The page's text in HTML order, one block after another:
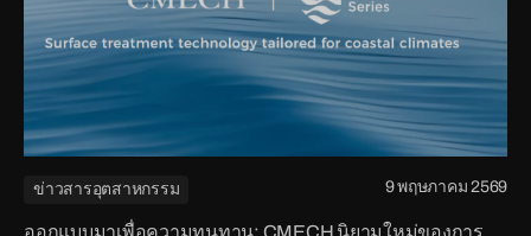
ข่าวสารอุตสาหกรรม 9 พฤษภาคม 2569